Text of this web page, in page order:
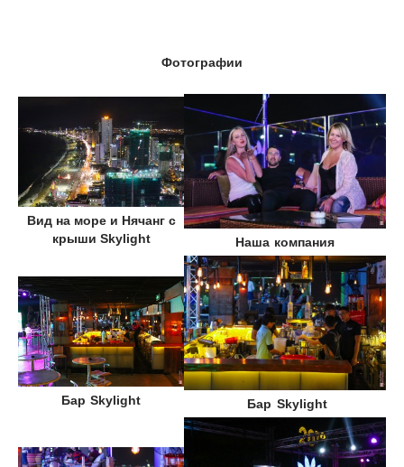
Фотографии
Вид на море и Нячанг с
крыши Skylight
Наша компания
БарSkylight Бар Skylight